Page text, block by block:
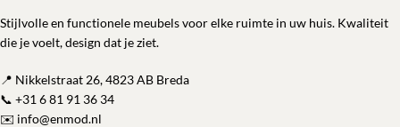
Stijlvolle en functionele meubels voor elke ruimte in uw huis. Kwaliteit
die je voelt, design dat je ziet.
📍 Nikkelstraat 26, 4823 AB Breda
📞 +31 6 81 91 36 34
✉️ info@enmod.nl